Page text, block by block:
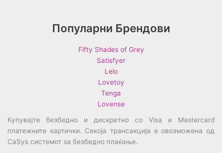
Популарни Брендови
Fifty Shades of Grey
Satisfyer
Lelo
Lovetoy
Tenga
Lovense
Купувајте безбедно и дискретно со Visa и Mastercard
платежните картички. Секоја трансакција е овозможена од
CaSys системот за безбедно плаќање.